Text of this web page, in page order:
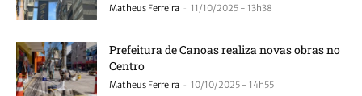
Matheus Ferreira - 11/10/2025 - 13h38
Prefeitura de Canoas realiza novas obras no
Centro
Matheus Ferreira - 10/10/2025 - 14h55